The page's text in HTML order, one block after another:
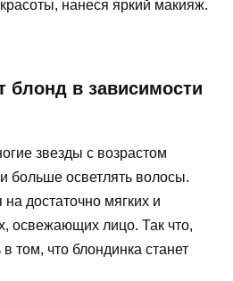
нанеся яркий макияж.
блонд в зависимости
звезды с возрастом
больше осветлять волосы.
достаточно мягких и
освежающих лицо. Так что,
том, что блондинка станет